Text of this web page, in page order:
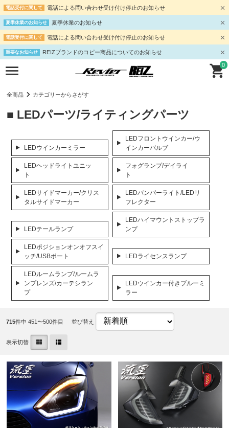
電話受付に関して 電話による問い合わせ受け付け停止のお知らせ
夏季休業のお知らせ 夏季休業のお知らせ
電話受付に関して 電話による問い合わせ受け付け停止のお知らせ
重要なお知らせ REIZブランドのコピー商品についてのお知らせ
0
全商品 カテゴリーからさがす
■ LEDパーツ/ライティングパーツ
LEDウインカーミラー
LEDフロントウインカー/ウ
インカーバルブ
LEDヘッドライトユニッ
ト
フォグランプ/デイライ
ト
LEDサイドマーカー/クリス
タルサイドマーカー
LEDバンパーライト/LEDリ
フレクター
LEDテールランプ
LEDハイマウントストップラ
ンプ
LEDポジションオンオフスイ
ッチ/USBポート
LEDライセンスランプ
LEDルームランプ/ルームラ
ンプレンズ/カーテシラン
プ
LEDウインカー付きブルーミ
ラー
715件中 451〜500件目 並び替え
表示切替